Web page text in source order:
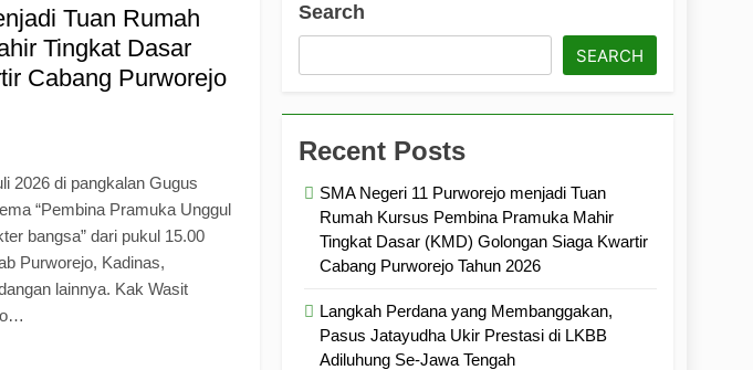
Pengabdian Generasi Pramuka
Tuan Rumah
Tingkat Dasar
Cabang Purworejo
2026 di pangkalan Gugus
“Pembina Pramuka Unggul
bangsa” dari pukul 15.00
Purworejo, Kadinas,
lainnya. Kak Wasit
Search
SEARCH
Recent Posts
SMA Negeri 11 Purworejo menjadi Tuan
Rumah Kursus Pembina Pramuka Mahir
Tingkat Dasar (KMD) Golongan Siaga Kwartir
Cabang Purworejo Tahun 2026
Langkah Perdana yang Membanggakan,
Pasus Jatayudha Ukir Prestasi di LKBB
Adiluhung Se-Jawa Tengah